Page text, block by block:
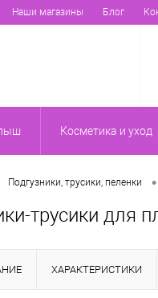
Наши магазины Блог
Косметика и уход
Подгузники, трусики, пеленки •
трусики для
ХАРАКТЕРИСТИКИ